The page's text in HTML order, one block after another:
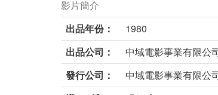
影片簡介
出品年份：
1980
出品公司：
中域電影事業有限公
發行公司：
中域電影事業有限公